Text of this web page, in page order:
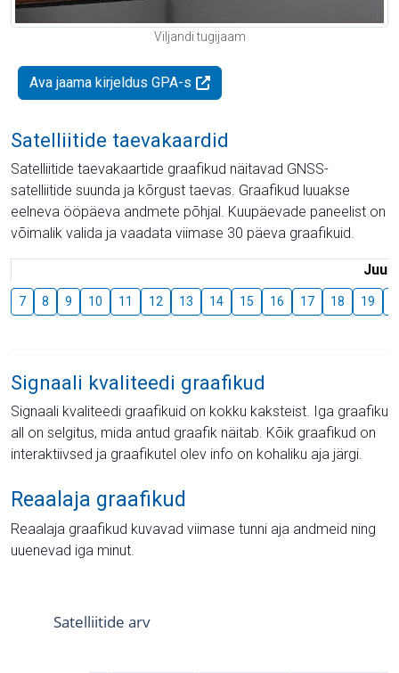
Viljandi tugijaam
Ava jaama kirjeldus GPA-s
Satelliitide taevakaardid
Satelliitide taevakaartide graafikud näitavad GNSS-
satelliitide suunda ja kõrgust taevas. Graafikud luuakse
eelneva ööpäeva andmete põhjal. Kuupäevade paneelist on
võimalik valida ja vaadata viimase 30 päeva graafikuid.
Juuli
7 8 9 10 11 12 13 14 15 16 17 18 19
Signaali kvaliteedi graafikud
Signaali kvaliteedi graafikuid on kokku kaksteist. Iga graafiku
all on selgitus, mida antud graafik näitab. Kõik graafikud on
interaktiivsed ja graafikutel olev info on kohaliku aja järgi.
Reaalaja graafikud
Reaalaja graafikud kuvavad viimase tunni aja andmeid ning
uuenevad iga minut.